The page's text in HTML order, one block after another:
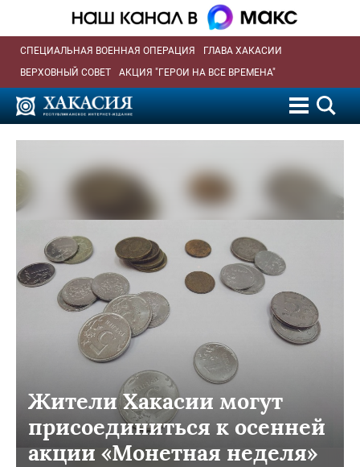
СПЕЦИАЛЬНАЯ ВОЕННАЯ ОПЕРАЦИЯ
ГЛАВА ХАКАСИИ
ВЕРХОВНЫЙ СОВЕТ
АКЦИЯ "ГЕРОИ НА ВСЕ ВРЕМЕНА"
Жители Хакасии могут
присоединиться к осенней
акции «Монетная неделя»